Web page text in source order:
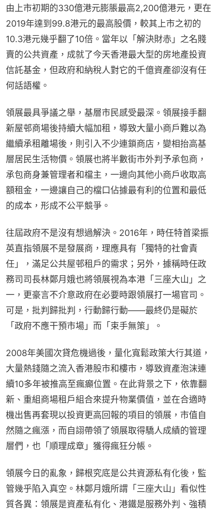
由上市初期的330億港元膨脹最高2,200億港元，更在
2019年達到99.8港元的最高股價，較其上市之初的
10.3港元幾乎翻了10倍。當年以「解決財赤」之名賤
賣的公共資產，成就了今天香港最大型的房地產投資
信託基金，但政府和納稅人對它的千億資產卻沒有任
何話語權。
領展最具爭議之舉，基層市民感受最深。領展接手翻
新屋邨商場後持續大幅加租，導致大量小商戶難以為
繼續承租離場後，則引入不少連鎖商店，變相抬高基
層居民生活物價。領展也將半數街市外判予承包商，
承包商身兼管理者和檔主，一邊向其他小商戶收取高
額租金，一邊讓自己的檔口佔據最有利的位置和最低
的成本，形成不公平競爭。
往屆政府不是沒有想過解決。2016年，時任特首梁振
英直指領展不是發展商，理應具有「獨特的社會責
任」，滿足公共屋邨租戶的需求；另外，據稱時任政
務司司長林鄭月娥也將領展視為本港「三座大山」之
一，更豪言不介意政府在必要時跟領展打一場官司。
可是，批判歸批判，行動歸行動——最終仍是礙於
「政府不應干預市場」而「束手無策」。
2008年美國次貸危機過後，量化寬鬆政策大行其道，
大量熱錢隨之流入香港股市和樓市，導致資產泡沫連
續10多年被推高至瘋癲位置。在此背景之下，依靠翻
新、重組商場租戶組合來提升物業價值，並在合適時
機出售再套現以投資更高回報的項目的領展，市值自
然隨之瘋漲，而自詡帶領了領展取得驕人成績的管理
層們，也「順理成章」獲得瘋狂分帳。
領展今日的亂象，歸根究底是公共資源私有化後，監
管幾乎陷入真空。林鄭月娥所謂「三座大山」看似性
質各異：領展是資產私有化、港鐵是服務外判、強積